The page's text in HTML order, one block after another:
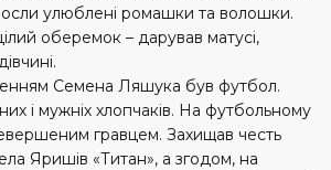
улюб­лені ромашки та волошки.
оберемок – дарував матусі,
Семена Ляшука був футбол.
і мужніх хлопчаків. На футбольному
гравцем. Захищав честь
Яришів «Титан», а згодом, на